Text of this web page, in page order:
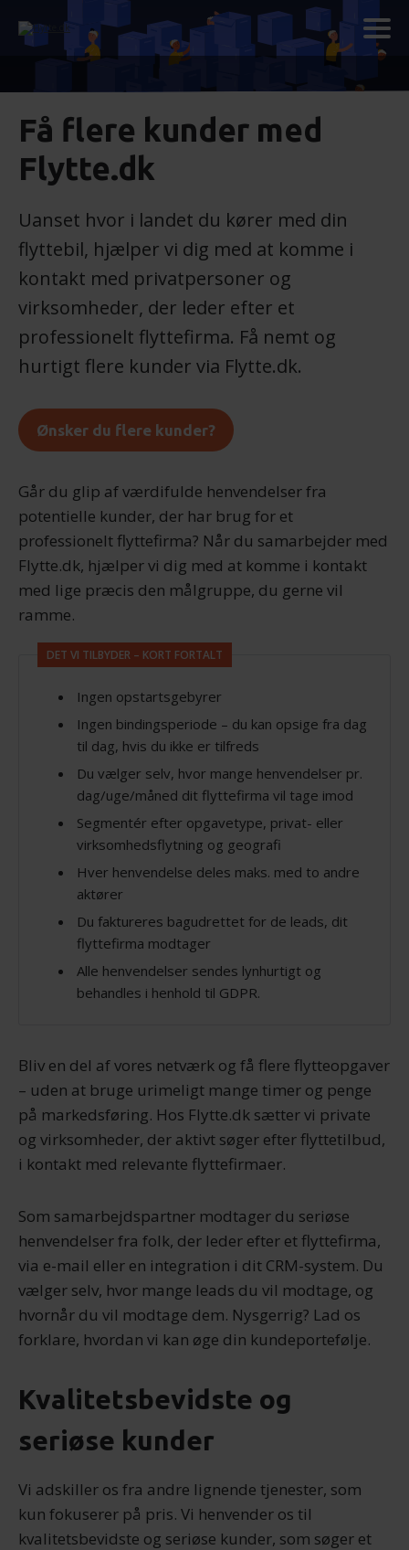
Få flere kunder med
Flytte.dk
Uanset hvor i landet du kører med din
flyttebil, hjælper vi dig med at komme i
kontakt med privatpersoner og
virksomheder, der leder efter et
professionelt flyttefirma. Få nemt og
hurtigt flere kunder via Flytte.dk.
Ønsker du flere kunder?
Går du glip af værdifulde henvendelser fra
potentielle kunder, der har brug for et
professionelt flyttefirma? Når du samarbejder med
Flytte.dk, hjælper vi dig med at komme i kontakt
med lige præcis den målgruppe, du gerne vil
ramme.
DET VI TILBYDER – KORT FORTALT
Ingen opstartsgebyrer
Ingen bindingsperiode – du kan opsige fra dag
til dag, hvis du ikke er tilfreds
Du vælger selv, hvor mange henvendelser pr.
dag/uge/måned dit flyttefirma vil tage imod
Segmentér efter opgavetype, privat- eller
virksomhedsflytning og geografi
Hver henvendelse deles maks. med to andre
aktører
Du faktureres bagudrettet for de leads, dit
flyttefirma modtager
Alle henvendelser sendes lynhurtigt og
behandles i henhold til GDPR.
Bliv en del af vores netværk og få flere flytteopgaver
– uden at bruge urimeligt mange timer og penge
på markedsføring. Hos Flytte.dk sætter vi private
og virksomheder, der aktivt søger efter flyttetilbud,
i kontakt med relevante flyttefirmaer.
Som samarbejdspartner modtager du seriøse
henvendelser fra folk, der leder efter et flyttefirma,
via e-mail eller en integration i dit CRM-system. Du
vælger selv, hvor mange leads du vil modtage, og
hvornår du vil modtage dem. Nysgerrig? Lad os
forklare, hvordan vi kan øge din kundeportefølje.
Kvalitetsbevidste og
seriøse kunder
Vi adskiller os fra andre lignende tjenester, som
kun fokuserer på pris. Vi henvender os til
kvalitetsbevidste og seriøse kunder, som søger et